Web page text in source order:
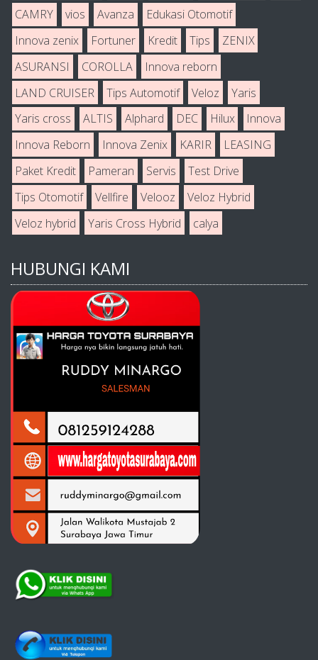
CAMRY
vios Avanza
Edukasi Otomotif
Innova zenix
Fortuner Kredit Tips
ZENIX
ASURANSI
COROLLA
Innova reborn
LAND CRUISER
Tips Automotif Veloz
Yaris
Yaris cross
ALTIS Alphard DEC Hilux
Innova
Innova Reborn
Innova Zenix KARIR
LEASING
Paket Kredit
Pameran Servis
Test Drive
Tips Otomotif
Vellfire Velooz
Veloz Hybrid
Veloz hybrid
Yaris Cross Hybrid calya
HUBUNGI KAMI